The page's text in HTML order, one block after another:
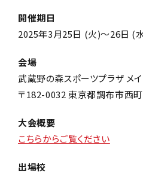
開催期日
2025年3月25日 (火)～26日 (
会場
武蔵野の森スポーツプラザ メ
〒182-0032 東京都調布市西
大会概要
こちらからご覧ください
出場校